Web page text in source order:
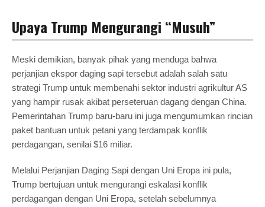
Upaya Trump Mengurangi “Musuh”
Meski demikian, banyak pihak yang menduga bahwa
perjanjian ekspor daging sapi tersebut adalah salah satu
strategi Trump untuk membenahi sektor industri agrikultur AS
yang hampir rusak akibat perseteruan dagang dengan China.
Pemerintahan Trump baru-baru ini juga mengumumkan rincian
paket bantuan untuk petani yang terdampak konflik
perdagangan, senilai $16 miliar.
Melalui Perjanjian Daging Sapi dengan Uni Eropa ini pula,
Trump bertujuan untuk mengurangi eskalasi konflik
perdagangan dengan Uni Eropa, setelah sebelumnya